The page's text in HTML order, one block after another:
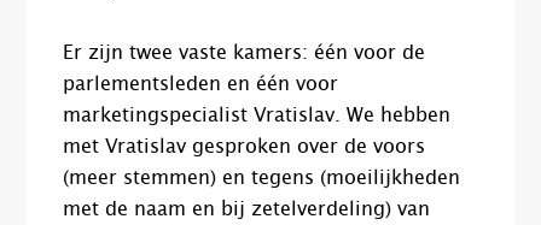
Er zijn twee vaste kamers: één voor de
parlementsleden en één voor
marketingspecialist Vratislav. We hebben
met Vratislav gesproken over de voors
(meer stemmen) en tegens (moeilijkheden
met de naam en bij zetelverdeling) van